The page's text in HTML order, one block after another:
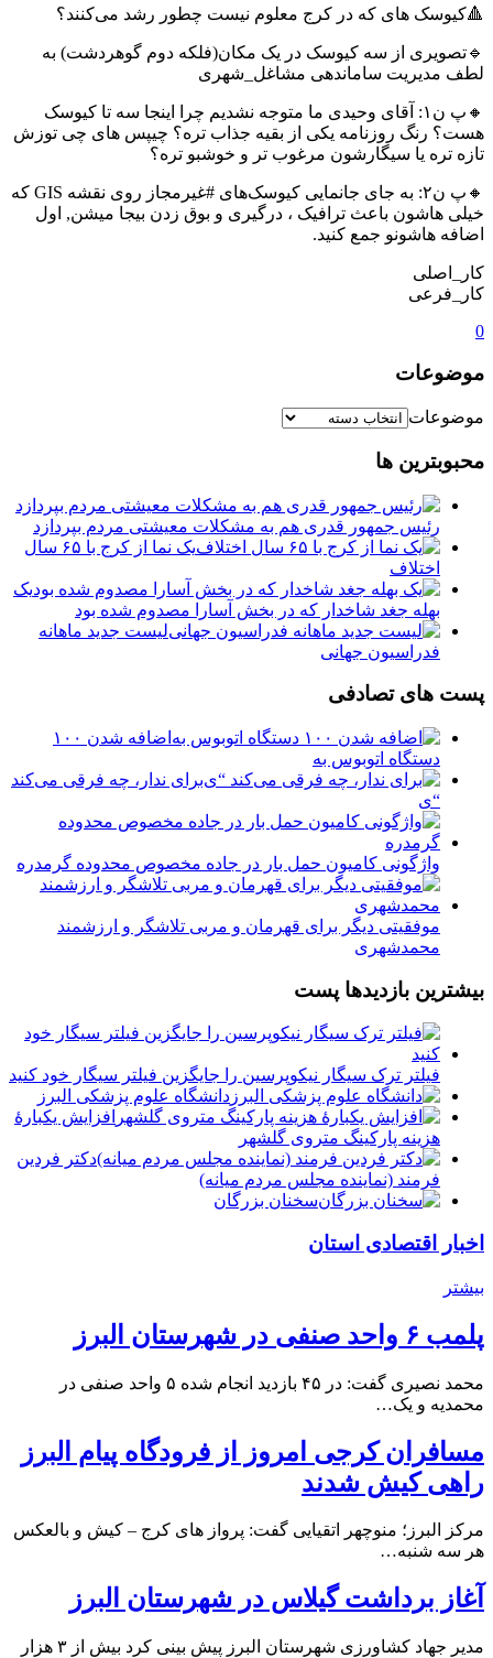
🔺کیوسک های که در کرج معلوم نیست چطور رشد می‌کنند؟
🔹تصویری از سه کیوسک در یک مکان(فلکه دوم گوهردشت) به
لطف مدیریت ساماندهی مشاغل_شهری
🔸پ ن۱: آقای وحیدی ما متوجه نشدیم چرا اینجا سه تا کیوسک
هست؟ رنگ روزنامه یکی از بقیه جذاب تره؟ چیپس های چی توزش
تازه تره یا سیگارشون مرغوب تر و خوشبو تره؟
🔸پ ن۲: به جای جانمایی کیوسک‌های #غیرمجاز روی نقشه GIS که
خیلی هاشون باعث ترافیک ، درگیری و بوق زدن بیجا میشن, اول
اضافه هاشونو جمع کنید.
کار_اصلی
کار_فرعی
0
موضوعات
موضوعات
محبوبترین ها
رئیس جمهور قدری هم به مشکلات معیشتی مردم بپردازد
یک نما از کرج با ۶۵ سال
اختلاف
یک
بهله جغد شاخدار که در بخش آسارا مصدوم شده بود
لیست جدید ماهانه
فدراسیون جهانی
پست های تصادفی
اضافه شدن ۱۰۰
دستگاه اتوبوس به
برای ندار، چه فرقی می‌کند
“ی
واژگونی کامیون حمل بار در جاده مخصوص محدوده گرمدره
موفقیتی دیگر برای قهرمان و مربی تلاشگر و ارزشمند
محمدشهری
بیشترین بازدیدها پست
فیلتر ترک سیگار نیکوپرسین را جایگزین فیلتر سیگار خود کنید
دانشگاه علوم پزشکی البرز
افزایش یکبارۀ
هزینه پارکینگ متروی گلشهر
دكتر فردين
فرمند (نماينده مجلس مردم میانه)
سخنان بزرگان
اخبار اقتصادی استان
بیشتر
پلمب ۶ واحد صنفی در شهرستان البرز
محمد نصیری گفت: در ۴۵ بازدید انجام شده ۵ واحد صنفی در
محمدیه و یک…
مسافران کرجی امروز از فرودگاه پیام البرز
راهی کیش شدند
مرکز البرز؛ منوچهر اتقیایی گفت: پرواز های کرج – کیش و بالعکس
هر سه شنبه…
آغاز برداشت گیلاس در شهرستان البرز
مدیر جهاد کشاورزی شهرستان البرز پیش بینی کرد بیش از ۳ هزار